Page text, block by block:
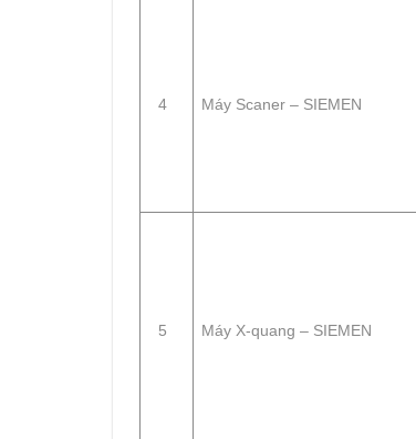
4 Máy Scaner – SIEMEN
5 Máy X-quang – SIEMEN